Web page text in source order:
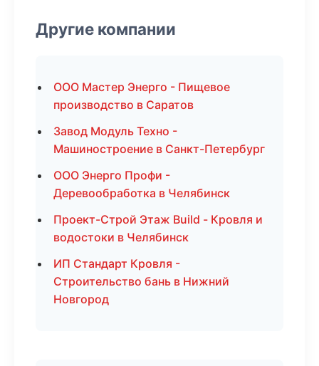
Другие компании
ООО Мастер Энерго - Пищевое
производство в Саратов
Завод Модуль Техно -
Машиностроение в Санкт-Петербург
ООО Энерго Профи -
Деревообработка в Челябинск
Проект-Строй Этаж Build - Кровля и
водостоки в Челябинск
ИП Стандарт Кровля -
Строительство бань в Нижний
Новгород